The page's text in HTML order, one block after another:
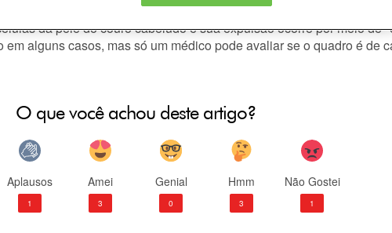
produtos cosméticos, de qualidade comprovada pode
da pele do couro cabeludo e sua expulsão ocorre por meio de
alguns casos, mas só um médico pode avaliar se o quadro é de
O que você achou deste artigo?
Aplausos
1
Amei
3
Genial
0
Hmm
3
Não Gostei
1